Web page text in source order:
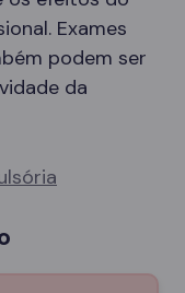
Exames
podem ser
da